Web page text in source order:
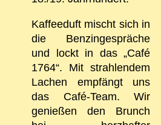
Kaffeeduft mischt sich in
die Benzingespräche
und lockt in das „Café
1764“. Mit strahlendem
Lachen empfängt uns
das Café-Team. Wir
genießen den Brunch